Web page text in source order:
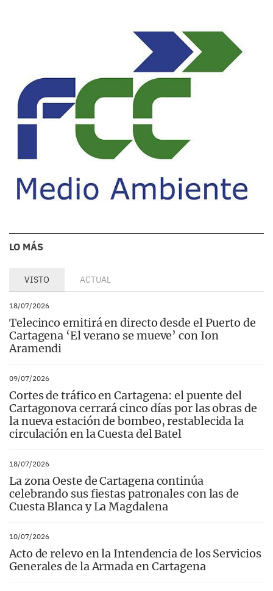
LO MÁS
VISTO ACTUAL
18/07/2026
Telecinco emitirá en directo desde el Puerto de
Cartagena ‘El verano se mueve’ con Ion
Aramendi
09/07/2026
Cortes de tráfico en Cartagena: el puente del
Cartagonova cerrará cinco días por las obras de
la nueva estación de bombeo, restablecida la
circulación en la Cuesta del Batel
18/07/2026
La zona Oeste de Cartagena continúa
celebrando sus fiestas patronales con las de
Cuesta Blanca y La Magdalena
10/07/2026
Acto de relevo en la Intendencia de los Servicios
Generales de la Armada en Cartagena